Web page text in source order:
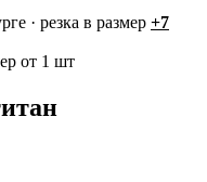
· резка в размер +7
от 1 шт